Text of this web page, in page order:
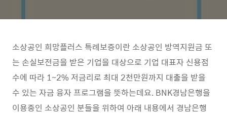
소상공인 희망플러스 특례보증이란 소상공인 방역지원금 또
는 손실보전금을 받은 기업을 대상으로 기업 대표자 신용점
수에 따라 1~2% 저금리로 최대 2천만원까지 대출을 받을
수 있는 자금 융자 프로그램을 뜻하는데요. BNK경남은행을
이용중인 소상공인 분들을 위하여 아래 내용에서 경남은행